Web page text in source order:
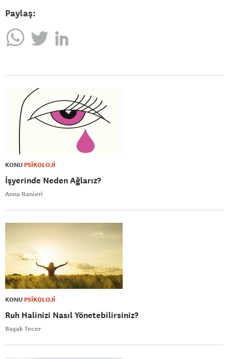
Paylaş:
KONU PSİKOLOJİ
İşyerinde Neden Ağlarız?
Anna Ranieri
KONU PSİKOLOJİ
Ruh Halinizi Nasıl Yönetebilirsiniz?
Başak Tecer